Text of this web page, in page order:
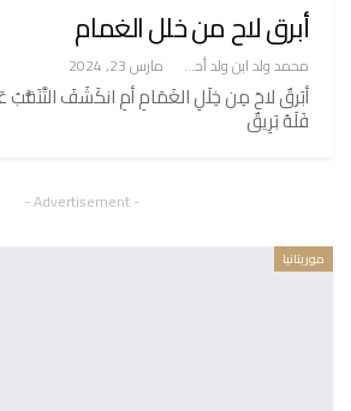
أبرق لاح من خلل الغمام
محمد ولد ابن ولد أحميدا مارس 23, 2024
أبَرقٌ لاحَ مِن خِلَلِ الغَمَامِ أمِ انكَشَفَ التَّنَقُّبُ
فَلَهُ بَرِيقٌ
- Advertisement -
موريتانيا